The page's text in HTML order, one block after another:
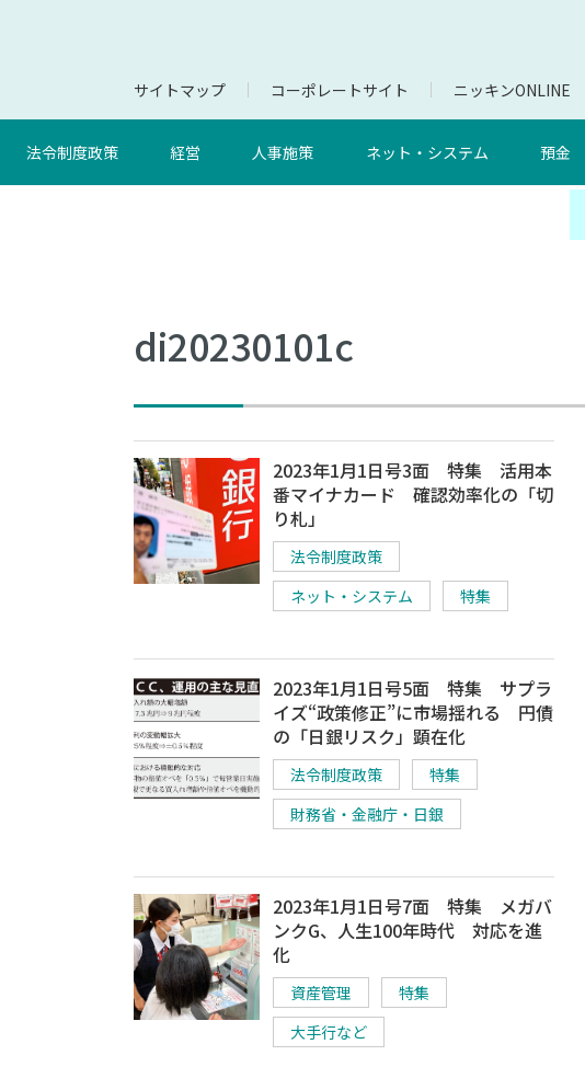
サイトマップ コーポレートサイト ニッキンONLINE
法令制度政策 経営 人事施策 ネット・システム 預金
di20230101c
2023年1月1日号3面 特集 活用本
番マイナカード 確認効率化の「切
り札」
法令制度政策
ネット・システム
特集
2023年1月1日号5面 特集 サプラ
イズ“政策修正”に市場揺れる 円債
の「日銀リスク」顕在化
法令制度政策
特集
財務省・金融庁・日銀
2023年1月1日号7面 特集 メガバ
ンクG、人生100年時代 対応を進
化
資産管理
特集
大手行など